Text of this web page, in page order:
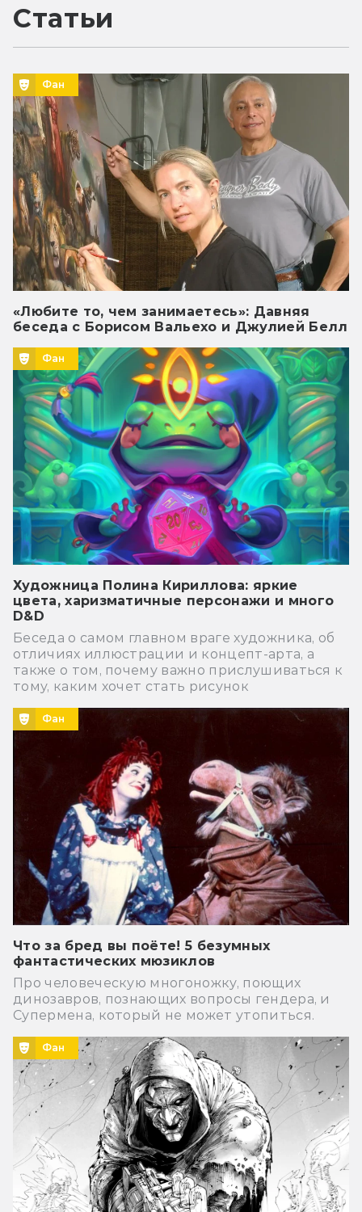
Статьи
Фан
«Любите то, чем занимаетесь»: Давняя
беседа с Борисом Вальехо и Джулией Белл
Фан
Художница Полина Кириллова: яркие
цвета, харизматичные персонажи и много
D&D
Беседа о самом главном враге художника, об
отличиях иллюстрации и концепт-арта, а
также о том, почему важно прислушиваться к
тому, каким хочет стать рисунок
Фан
Что за бред вы поёте! 5 безумных
фантастических мюзиклов
Про человеческую многоножку, поющих
динозавров, познающих вопросы гендера, и
Супермена, который не может утопиться.
Фан